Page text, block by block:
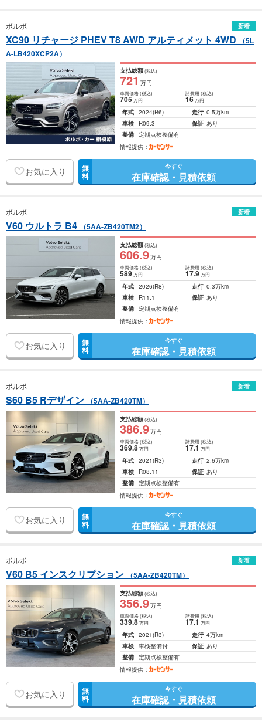
ボルボ 新着
XC90 リチャージ PHEV T8 AWD アルティメット 4WD
（5L
A-LB420XCP2A）
支払総額(税込)
721 万円
車両価格(税込)
705万円
諸費用 (税込)
16 万円
年式 2024(R6) 走行 0.5万km
車検
R09.3 保証 あり
整備 定期点検整備有
情報提供：
お気に入り 無
料
今すぐ
在庫確認・見積依頼
ボルボ 新着
V60 ウルトラ B4 （5AA-ZB420TM2）
支払総額(税込)
606.9万円
車両価格(税込)
589万円
諸費用 (税込)
17.9 万円
年式 2026(R8) 走行 0.3万km
車検
R11.1 保証 あり
整備 定期点検整備有
情報提供：
お気に入り 無
料
今すぐ
在庫確認・見積依頼
ボルボ 新着
S60 B5 Rデザイン （5AA-ZB420TM）
支払総額(税込)
386.9万円
車両価格(税込)
369.8万円
諸費用 (税込)
17.1 万円
年式 2021(R3) 走行 2.6万km
車検
R08.11 保証 あり
整備 定期点検整備有
情報提供：
お気に入り 無
料
今すぐ
在庫確認・見積依頼
ボルボ 新着
V60 B5 インスクリプション （5AA-ZB420TM）
支払総額(税込)
356.9万円
車両価格(税込)
339.8万円
諸費用 (税込)
17.1 万円
年式 2021(R3) 走行 4万km
車検 車検整備付 保証 あり
整備 定期点検整備有
情報提供：
お気に入り 無
料
今すぐ
在庫確認・見積依頼